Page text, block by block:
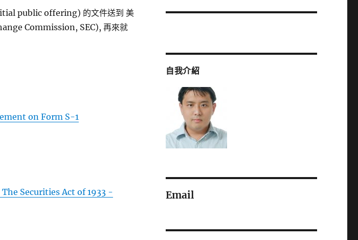
public offering) 的文件送到 美
Commission, SEC), 再來就
on Form S-1
Securities Act of 1933 -
自我介紹
Email